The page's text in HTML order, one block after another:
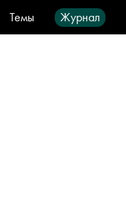
Темы Журнал
Видео Город